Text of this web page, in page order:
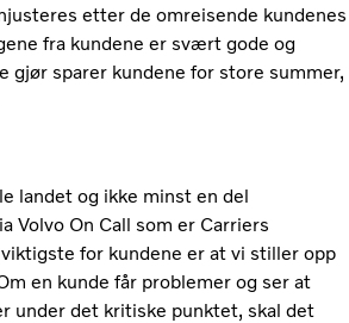
etter de omreisende kundenes
fra kundene er svært gode og
gjør sparer kundene for store summer,
landet og ikke minst en del
Volvo On Call som er Carriers
for kundene er at vi stiller opp
en kunde får problemer og ser at
under det kritiske punktet, skal det